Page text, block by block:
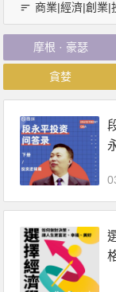
商業|經濟|創業|
摩根 · 豪瑟
貪婪